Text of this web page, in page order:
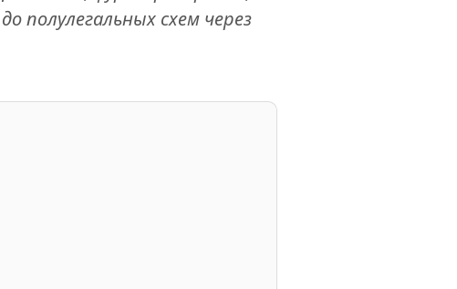
схем через